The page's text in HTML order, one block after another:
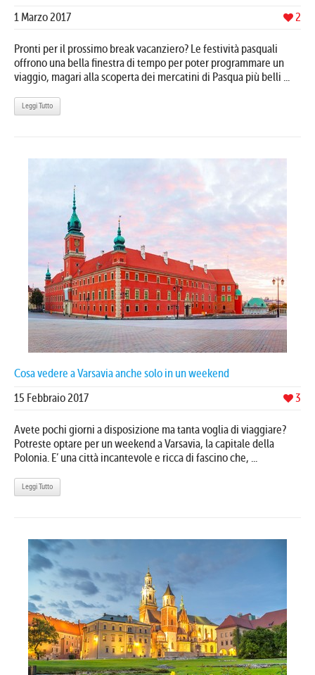
2
1 Marzo 2017
Pronti per il prossimo break vacanziero? Le festività pasquali
offrono una bella finestra di tempo per poter programmare un
viaggio, magari alla scoperta dei mercatini di Pasqua più belli ...
Leggi Tutto
Cosa vedere a Varsavia anche solo in un weekend
3
15 Febbraio 2017
Avete pochi giorni a disposizione ma tanta voglia di viaggiare?
Potreste optare per un weekend a Varsavia, la capitale della
Polonia. E’ una città incantevole e ricca di fascino che, ...
Leggi Tutto